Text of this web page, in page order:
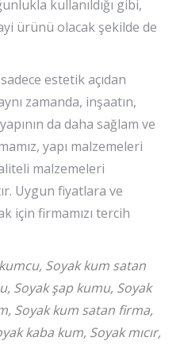
kullanıldığı gibi,
ürünü olacak şekilde de
estetik açıdan
zamanda, inşaatın,
da daha sağlam ve
yapı malzemeleri
malzemeleri
Uygun fiyatlara ve
için firmamızı tercih
Soyak kum satan
Soyak şap kumu, Soyak
Soyak kum satan firma,
kaba kum, Soyak mıcır,